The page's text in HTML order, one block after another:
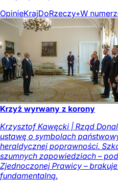
OpinieKrajDoRzeczy+W
Krzyż wyrwany z korony
Krzysztof Kawęcki | Rząd
ustawę o symbolach
heraldycznej poprawności.
szumnych zapowiedziach –
Zjednoczonej Prawicy –
fundamentalną.